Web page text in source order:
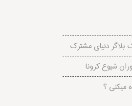
بلاگر دنیای مشترک
شیوع کرونا
میکنی ؟